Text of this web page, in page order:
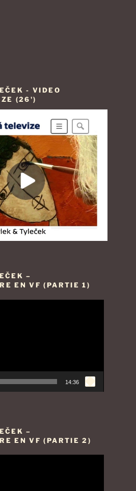
- VIDEO
(26')
–
EN VF (PARTIE 1)
14:36
–
EN VF (PARTIE 2)